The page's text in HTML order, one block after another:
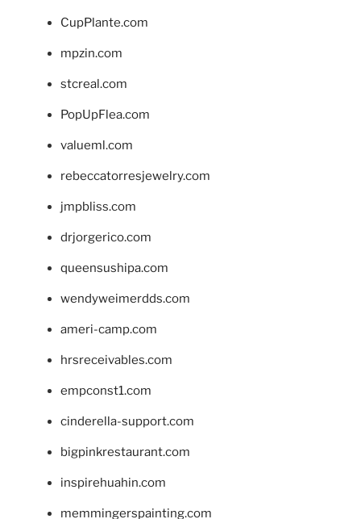
CupPlante.com
mpzin.com
stcreal.com
PopUpFlea.com
valueml.com
rebeccatorresjewelry.com
jmpbliss.com
drjorgerico.com
queensushipa.com
wendyweimerdds.com
ameri-camp.com
hrsreceivables.com
empconst1.com
cinderella-support.com
bigpinkrestaurant.com
inspirehuahin.com
memmingerspainting.com